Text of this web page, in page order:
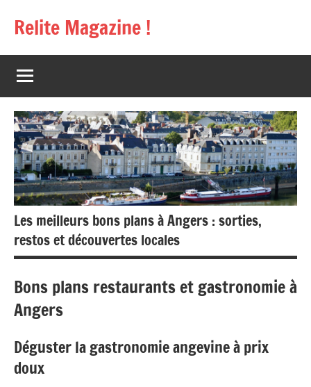
Relite Magazine !
Les meilleurs bons plans à Angers : sorties,
restos et découvertes locales
Bons plans restaurants et gastronomie à
Angers
Déguster la gastronomie angevine à prix
doux